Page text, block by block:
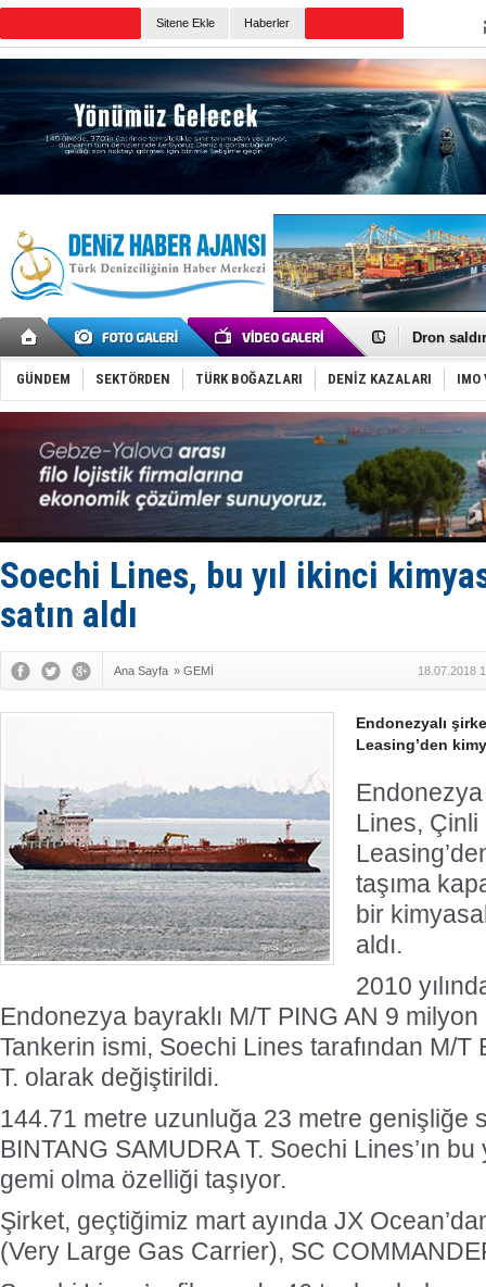
Sitene Ekle Haberler
Gemi
Dron
'REGAL 1'
Gemide 5
Yakıt
Rus
Tatil
Rusya,
Enejota
Denizcilik
Taksi
GÜNDEM SEKTÖRDEN TÜRK BOĞAZLARI DENİZ KAZALARI IMO
Soechi Lines, bu yıl ikinci
satın aldı
Ana Sayfa » GEMİ 18.07.2018
Endonezyalı
Leasing’den
Lines,
taşıma
bir
aldı.
2010
Endonezya bayraklı M/T PING AN 9 milyon
Tankerin ismi, Soechi Lines tarafından M/T
T. olarak değiştirildi.
144.71 metre uzunluğa 23 metre genişliğe
BINTANG SAMUDRA T. Soechi Lines’ın bu
gemi olma özelliği taşıyor.
Şirket, geçtiğimiz mart ayında JX
(Very Large Gas Carrier), SC COMMANDER